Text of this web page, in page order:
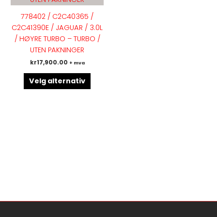
778402 / C2C40365 /
C2C41390E / JAGUAR / 3.0L
/ HØYRE TURBO – TURBO /
UTEN PAKNINGER
kr17,900.00 + mva
Velg alternativ
varianter.
Alternativene
kan
velges